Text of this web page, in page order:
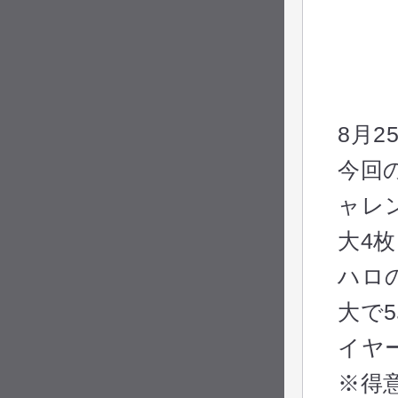
8月
今回
ャレ
大4
ハロ
大で
イヤ
※得